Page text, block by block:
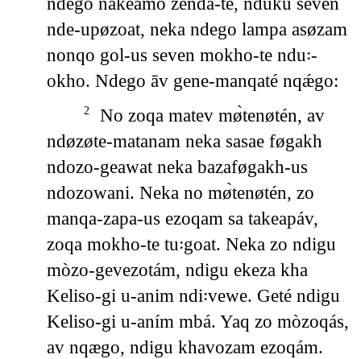
nde-upøzoat, neka ndego lampa asøzam
nonqo gol-us seven mokho-te ndu꞉-
okho. Ndego āv gene-manqaté nqǽgo:
2
No zoqa matev mø̀tenøtén, av
ndøzøte-matanam neka sasae føgakh
ndozo-geawat neka bazaføgakh-us
ndozowani. Neka no mø̀tenøtén, zo
manqa-zapa-us ezoqam sa takeapáv,
zoqa mokho-te tu꞉goat. Neka zo ndigu
mòzo-gevezotám, ndigu ekeza kha
Keliso-gi u-anim ndi꞉vewe. Geté ndigu
Keliso-gi u-aním mbá. Yaq zo mòzoqás,
av nqægo, ndigu khavozam ezoqám.